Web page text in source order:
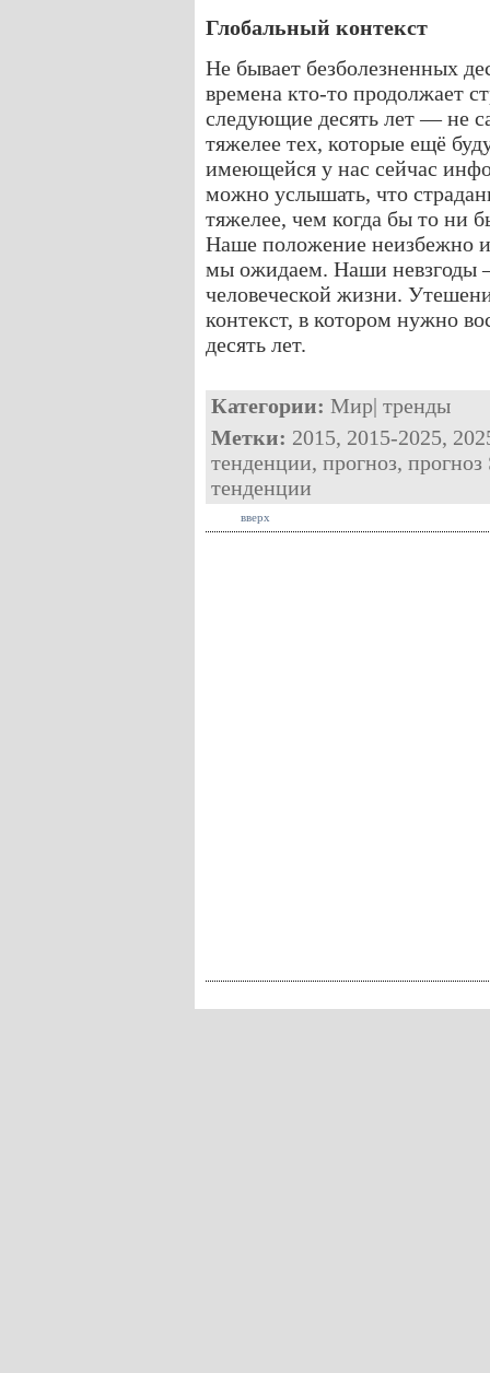
Глобальный контекст
Не бывает безболезненных
времена кто-то продолжает
следующие десять лет — не
тяжелее тех, которые ещё
имеющейся у нас сейчас
можно услышать, что
тяжелее, чем когда бы то ни
Наше положение неизбежно
мы ожидаем. Наши невзгоды
человеческой жизни.
контекст, в котором нужно
десять лет.
Категории: Мир| тренды
Метки: 2015, 2015-2025,
тенденции, прогноз,
тенденции
вверх